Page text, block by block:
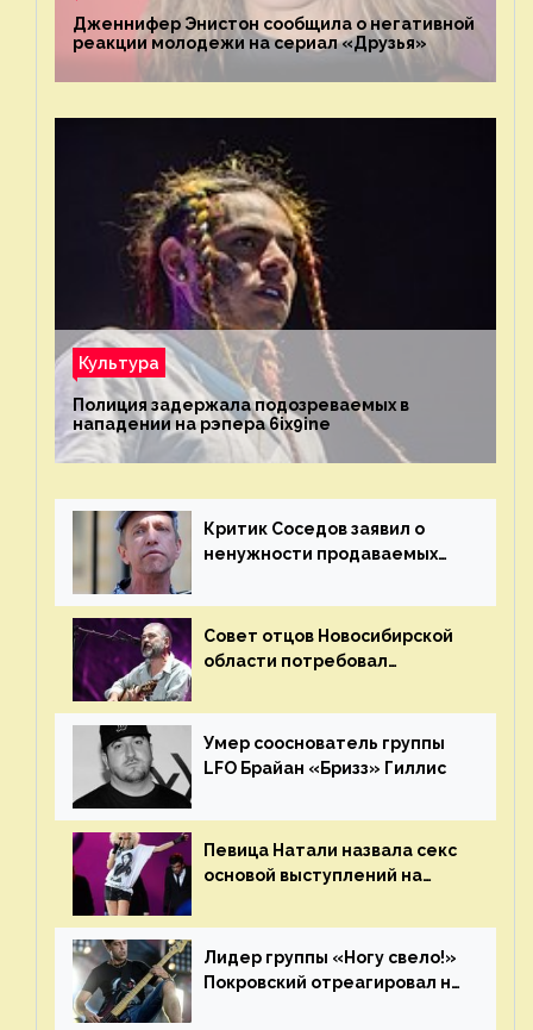
Дженнифер Энистон сообщила о негативной
реакции молодежи на сериал «Друзья»
Культура
Полиция задержала подозреваемых в
нападении на рэпера 6ix9ine
Критик Соседов заявил о
ненужности продаваемых
Совет отцов Новосибирской
области потребовал
«Сплин»
Умер сооснователь группы
LFO Брайан «Бризз» Гиллис
Певица Натали назвала секс
основой выступлений на
Лидер группы «Ногу свело!»
Покровский отреагировал на